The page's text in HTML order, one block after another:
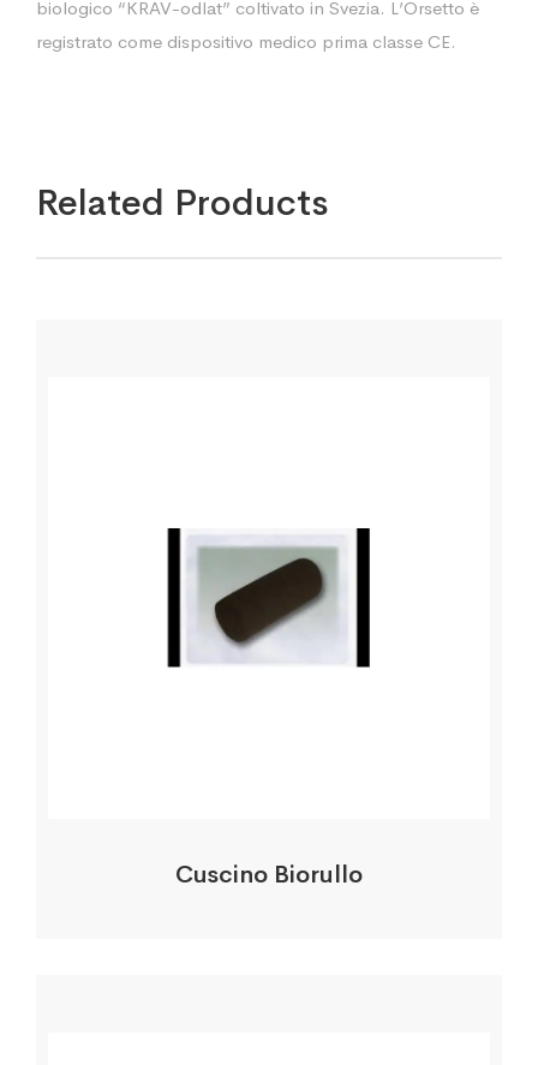
biologico “KRAV-odlat” coltivato in Svezia. L’Orsetto è
registrato come dispositivo medico prima classe CE.
Related Products
Cuscino Biorullo